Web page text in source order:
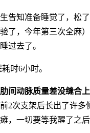
告知准备睡觉了，松
了，今年第三次全麻
过去了。
时6小时。
肋间动脉质量差没缝合上
前2次支架后长出了许多
，一切要等我醒了之